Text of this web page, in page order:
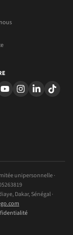
unipersonnelle ·
Dakar, Sénégal ·